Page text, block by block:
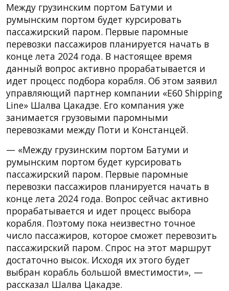
Между грузинским портом Батуми и
румынским портом будет курсировать
пассажирский паром. Первые паромные
перевозки пассажиров планируется начать в
конце лета 2024 года. В настоящее время
данный вопрос активно прорабатывается и
идет процесс подбора корабля. Об этом заявил
управляющий партнер компании «E60 Shipping
Line» Шалва Цакадзе. Его компания уже
занимается грузовыми паромными
перевозками между Поти и Констанцей.
— «Между грузинским портом Батуми и
румынским портом будет курсировать
пассажирский паром. Первые паромные
перевозки пассажиров планируется начать в
конце лета 2024 года. Вопрос сейчас активно
прорабатывается и идет процесс выбора
корабля. Поэтому пока неизвестно точное
число пассажиров, которое сможет перевозить
пассажирский паром. Спрос на этот маршрут
достаточно высок. Исходя их этого будет
выбран корабль большой вместимости», —
рассказал Шалва Цакадзе.